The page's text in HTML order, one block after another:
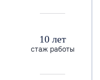
10 лет
стаж работы